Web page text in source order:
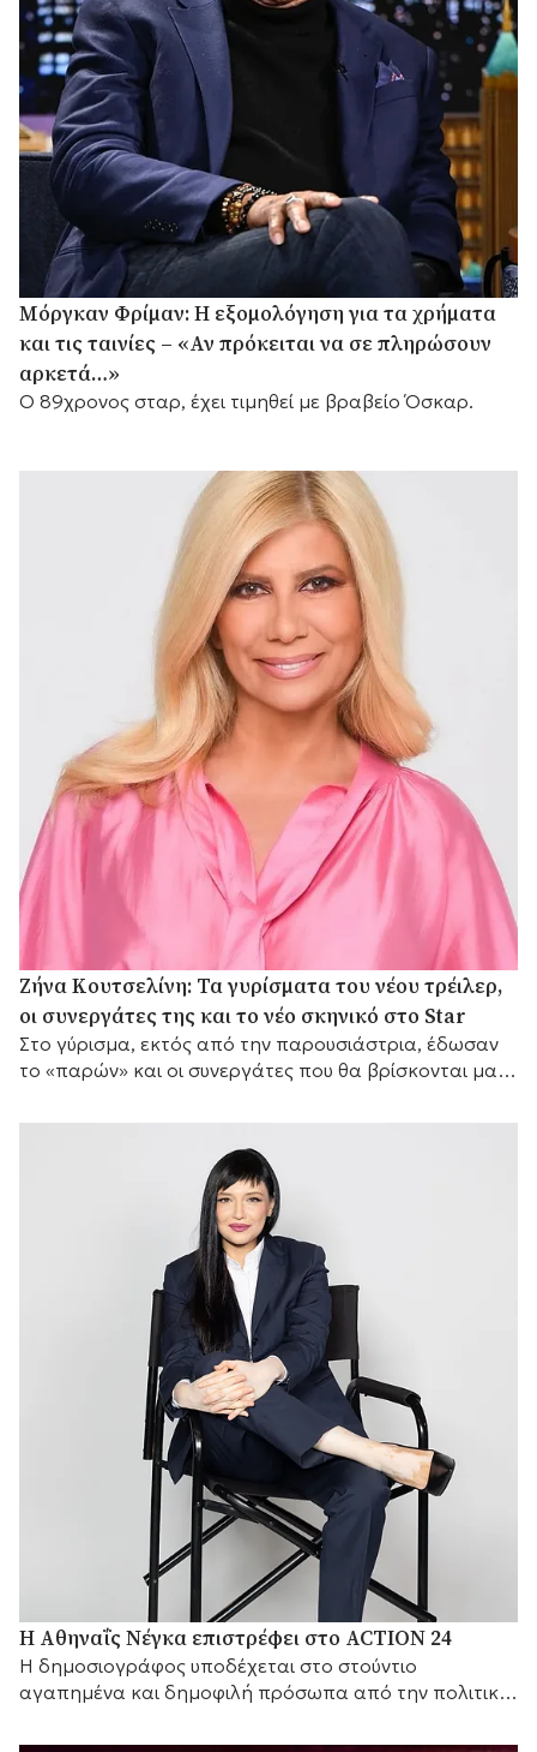
Μόργκαν Φρίμαν: Η εξομολόγηση για τα χρήματα
και τις ταινίες – «Αν πρόκειται να σε πληρώσουν
αρκετά…»
Ο 89χρονος σταρ, έχει τιμηθεί με βραβείο Όσκαρ.
Ζήνα Κουτσελίνη: Τα γυρίσματα του νέου τρέιλερ,
οι συνεργάτες της και το νέο σκηνικό στο Star
Στο γύρισμα, εκτός από την παρουσιάστρια, έδωσαν
το «παρών» και οι συνεργάτες που θα βρίσκονται μαζί
Η Αθηναΐς Νέγκα επιστρέφει στο ACTION 24
H δημοσιογράφος υποδέχεται στο στούντιο
αγαπημένα και δημοφιλή πρόσωπα από την πολιτική